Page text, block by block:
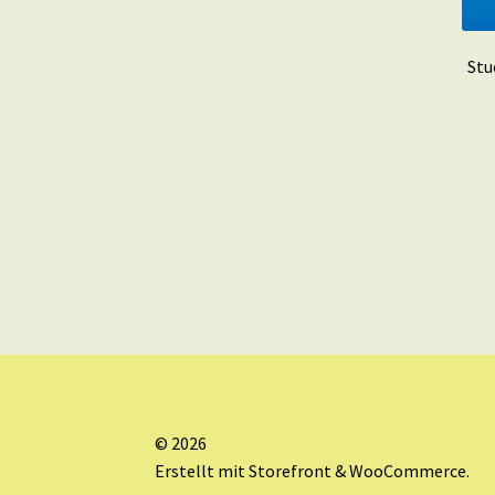
© 2026
Erstellt mit Storefront & WooCommerce.